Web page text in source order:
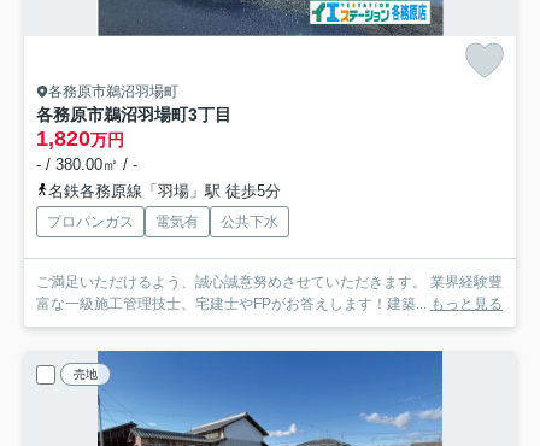
各務原市鵜沼羽場町
各務原市鵜沼羽場町3丁目
1,820万円
- / 380.00㎡ / -
名鉄各務原線「羽場」駅 徒歩5分
プロパンガス 電気有 公共下水
ご満足いただけるよう、誠心誠意努めさせていただきます。 業界経験豊
富な一級施工管理技士、宅建士やFPがお答えします！建築... もっと見る
売地